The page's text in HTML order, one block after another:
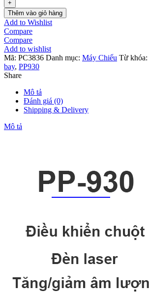
Thêm vào giỏ hàng
Add to Wishlist
Compare
Compare
Add to wishlist
Mã: PC3836 Danh mục: Máy Chiếu Từ khóa:
bay, PP930
Share
Mô tả
Đánh giá (0)
Shipping & Delivery
Mô tả